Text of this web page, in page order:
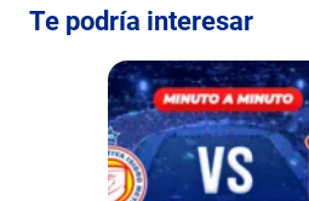
Te podría interesar